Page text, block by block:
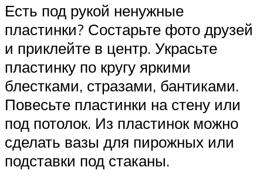
Есть под рукой ненужные
пластинки? Состарьте фото друзей
и приклейте в центр. Украсьте
пластинку по кругу яркими
блестками, стразами, бантиками.
Повесьте пластинки на стену или
под потолок. Из пластинок можно
сделать вазы для пирожных или
подставки под стаканы.